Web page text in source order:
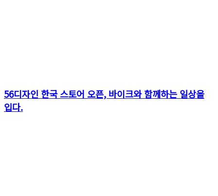
56디자인 한국 스토어 오픈, 바이크와 함께하는 일상을
입다.